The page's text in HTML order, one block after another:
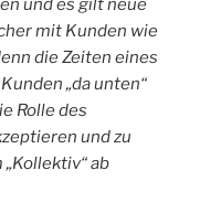
und es gilt neue
mit Kunden wie
die Zeiten eines
„da unten“
Rolle des
und zu
ab